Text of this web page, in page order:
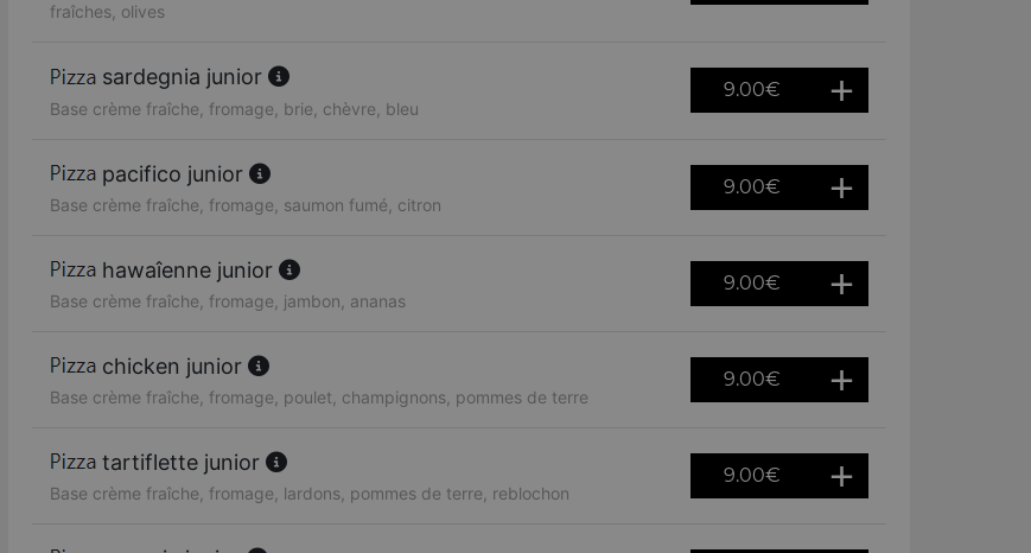
fraîches, olives
sardegnia junior
Base crème fraîche, fromage, brie, chèvre, bleu
9.00€
pacifico junior
Base crème fraîche, fromage, saumon fumé, citron
9.00€
hawaîenne junior
Base crème fraîche, fromage, jambon, ananas
9.00€
chicken junior
Base crème fraîche, fromage, poulet, champignons, pommes de terre
9.00€
tartiflette junior
Base crème fraîche, fromage, lardons, pommes de terre, reblochon
9.00€